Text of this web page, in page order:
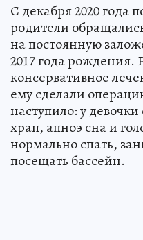
С декабря 2020 года
родители
на постоянную
2017 года рождения.
консервативное
ему сделали
наступило: у
храп, апноэ сна и
нормально спать,
посещать бассейн.